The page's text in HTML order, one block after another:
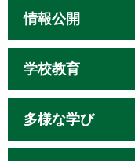
情報公開
学校教育
多様な学び